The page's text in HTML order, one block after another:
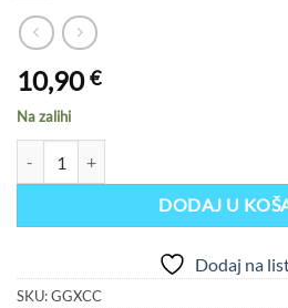
10,90€
Na zalihi
DODAJ U
Dodaj na
SKU:GGXCC